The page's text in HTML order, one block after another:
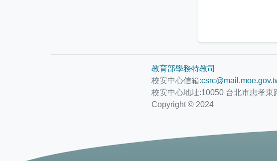
教育部學務特教司
校安中心信箱:
校安中心地址:10050 台北市忠孝東
Copyright © 2024